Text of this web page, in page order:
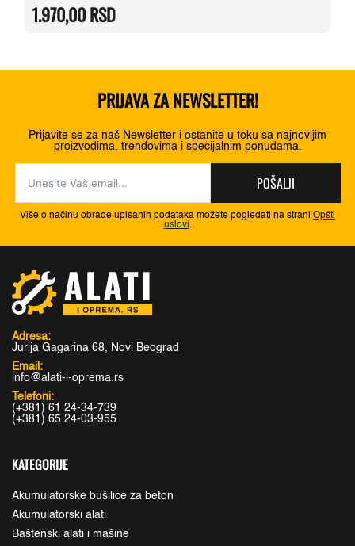
bila:
2.810,00 RSD.
1.970,00RSD
1.970,00 RSD.
PRIJAVA ZA NEWSLETTER!
Prijavite se za naš Newsletter i ostanite u toku sa najnovijim
proizvodima, trendovima i specijalnim ponudama.
POŠALJI
Više o načinu obrade upisanih podataka možete pogledati na strani Opšti
uslovi.
Adresa:
Jurija Gagarina 68, Novi Beograd
Email:
info@alati-i-oprema.rs
Telefoni:
(+381) 61 24-34-739
(+381) 65 24-03-955
KATEGORIJE
Akumulatorske bušilice za beton
Akumulatorski alati
Baštenski alati i mašine